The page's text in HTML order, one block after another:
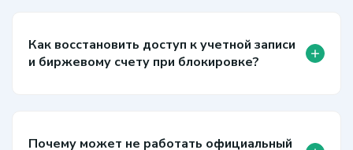
Как восстановить доступ к учетной записи
и биржевому счету при блокировке?
+
Почему может не работать официальный